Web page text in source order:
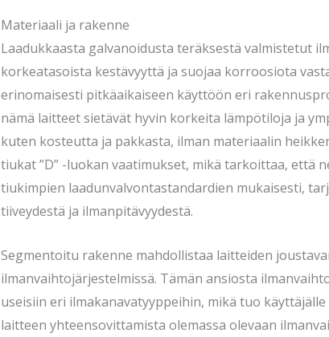
Materiaali ja rakenne
Laadukkaasta galvanoidusta teräksestä valmistetut
korkeatasoista kestävyyttä ja suojaa korroosiota
erinomaisesti pitkäaikaiseen käyttöön eri
nämä laitteet sietävät hyvin korkeita lämpötiloja ja
kuten kosteutta ja pakkasta, ilman materiaalin
tiukat ”D” -luokan vaatimukset, mikä tarkoittaa, että
tiukimpien laadunvalvontastandardien mukaisesti,
tiiveydestä ja ilmanpitävyydestä.
Segmentoitu rakenne mahdollistaa laitteiden
ilmanvaihtojärjestelmissä. Tämän ansiosta
useisiin eri ilmakanavatyyppeihin, mikä tuo
laitteen yhteensovittamista olemassa olevaan